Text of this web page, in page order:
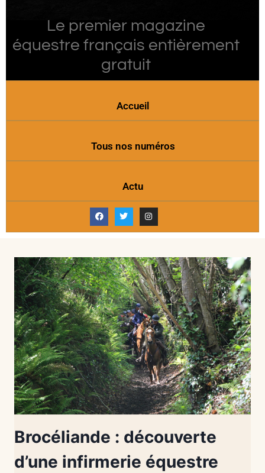
Le premier magazine
équestre français entièrement
gratuit
Accueil
Tous nos numéros
Actu
Brocéliande : découverte
d’une infirmerie équestre